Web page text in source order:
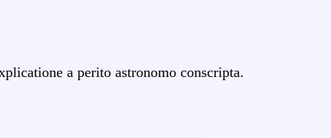
a perito astronomo conscripta.